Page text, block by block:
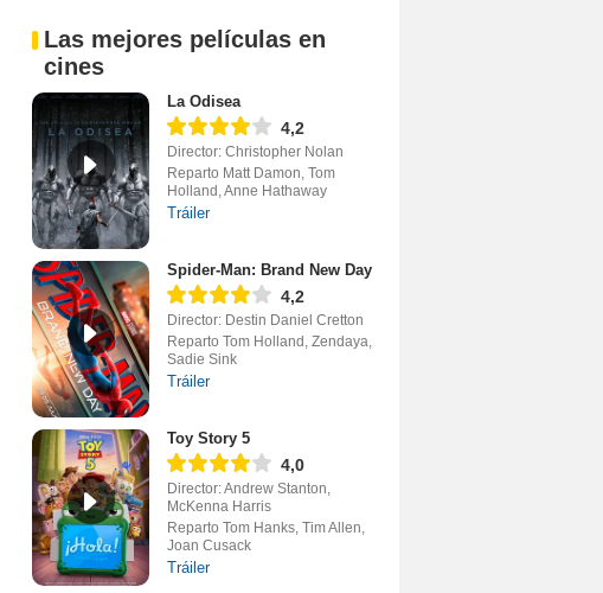
Las mejores películas en
cines
La Odisea
4,2
Director: Christopher Nolan
Reparto Matt Damon, Tom
Holland, Anne Hathaway
Tráiler
Spider-Man: Brand New Day
4,2
Director: Destin Daniel Cretton
Reparto Tom Holland, Zendaya,
Sadie Sink
Tráiler
Toy Story 5
4,0
Director: Andrew Stanton,
McKenna Harris
Reparto Tom Hanks, Tim Allen,
Joan Cusack
Tráiler